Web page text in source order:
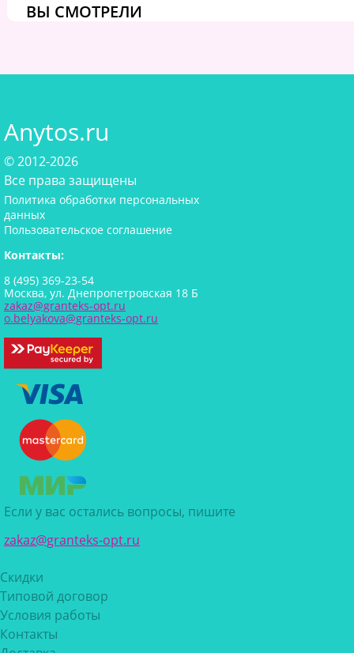
ВЫ СМОТРЕЛИ
Anytos.ru
© 2012-2026
Все права защищены
Политика обработки персональных
данных
Пользовательское соглашение
Контакты:
8 (495) 369-23-54
Москва, ул. Днепропетровская 18 Б
zakaz@granteks-opt.ru
o.belyakova@granteks-opt.ru
Если у вас остались вопросы, пишите
zakaz@granteks-opt.ru
Скидки
Типовой договор
Условия работы
Контакты